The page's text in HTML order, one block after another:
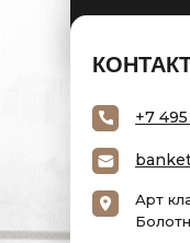
+7
Арт